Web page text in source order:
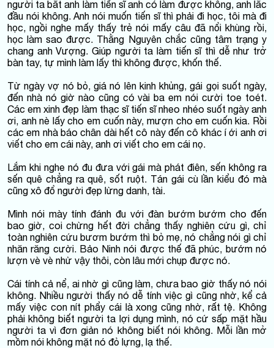
người ta bắt anh làm tiến sĩ anh có làm được không, anh lắc
đầu nói không. Anh nói muốn tiến sĩ thì phải đi học, tôi mà đi
học, ngồi nghe mấy thấy trẻ nói mấy câu đã nổi khùng rồi,
học làm sao được. Thằng Nguyên chắc cũng tâm trạng y
chang anh Vượng. Giúp người ta làm tiến sĩ thì dễ như trở
bàn tay, tự mình làm lấy thì không được, khốn thế.
Từ ngày vợ nó bỏ, giá nó lên kinh khủng, gái gọi suốt ngày,
đến nhà nó giờ nào cũng có vài ba em nói cười toe toét.
Các em xinh đẹp làm thạc sĩ tiến sĩ nheo nhéo suốt ngày anh
ơi, anh nè lấy cho em cuốn này, mượn cho em cuốn kia. Rồi
các em nhà báo chân dài hết cô này đến cô khác í ới anh ơi
viết cho em cái này, anh ơi viết cho em cái nọ.
Lắm khi nghe nó đu đưa với gái mà phát điên, sến không ra
sến quê chẳng ra quê, sốt ruột. Tán gái cù lần kiểu đó mà
cũng xô đổ người đẹp lừng danh, tài.
Mình nói mày tính đánh đu với đàn bướm bướm cho đến
bao giờ, coi chừng hết đời chẳng thấy nghiên cứu gì, chỉ
toàn nghiên cứu bươm bướm thì bỏ mẹ, nó chẳng nói gì chỉ
nhăn răng cười. Bảo Ninh nói được thế đã phúc, bướm nó
lượn vè vè nhử vậy thôi, còn lâu mới chụp được nó.
Cái tính cả nể, ai nhờ gì cũng làm, chưa bao giờ thấy nó nói
không. Nhiều người thấy nó dễ tính việc gì cũng nhờ, kể cả
mấy việc con nít phẩy cái là xong cũng nhờ, rất tệ. Không
phải không biết người ta lợi dụng mình, nó cứ sấp mặt hầu
người ta vì đơn giản nó không biết nói không. Mỗi lần mở
mồm nói không mặt nó đỏ lựng, lạ thế.